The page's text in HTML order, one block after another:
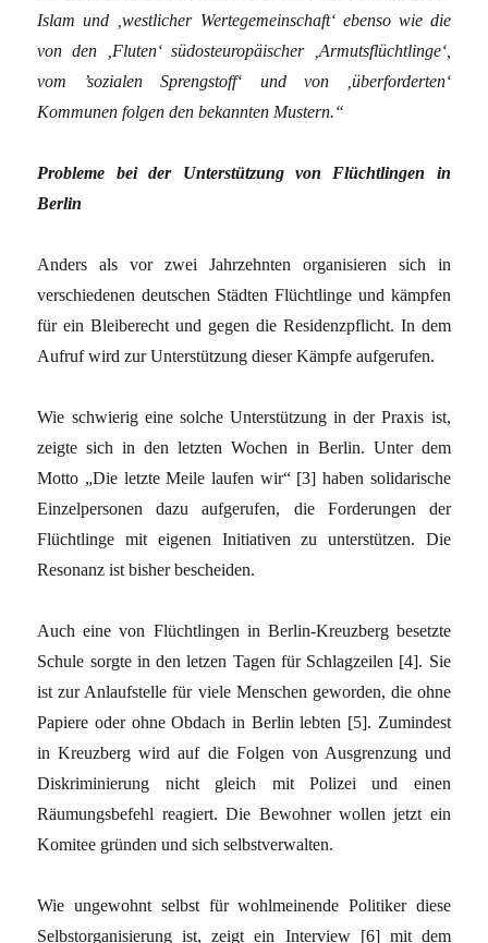
Islam und ‚westlicher Wertegemeinschaft‘ ebenso wie die
von den ‚Fluten‘ südosteuropäischer ‚Armutsflüchtlinge‘,
vom ’sozialen Sprengstoff‘ und von ‚überforderten‘
Kommunen folgen den bekannten Mustern.“
Probleme bei der Unterstützung von Flüchtlingen in
Berlin
Anders als vor zwei Jahrzehnten organisieren sich in
verschiedenen deutschen Städten Flüchtlinge und kämpfen
für ein Bleiberecht und gegen die Residenzpflicht. In dem
Aufruf wird zur Unterstützung dieser Kämpfe aufgerufen.
Wie schwierig eine solche Unterstützung in der Praxis ist,
zeigte sich in den letzten Wochen in Berlin. Unter dem
Motto „Die letzte Meile laufen wir“ [3] haben solidarische
Einzelpersonen dazu aufgerufen, die Forderungen der
Flüchtlinge mit eigenen Initiativen zu unterstützen. Die
Resonanz ist bisher bescheiden.
Auch eine von Flüchtlingen in Berlin-Kreuzberg besetzte
Schule sorgte in den letzen Tagen für Schlagzeilen [4]. Sie
ist zur Anlaufstelle für viele Menschen geworden, die ohne
Papiere oder ohne Obdach in Berlin lebten [5]. Zumindest
in Kreuzberg wird auf die Folgen von Ausgrenzung und
Diskriminierung nicht gleich mit Polizei und einen
Räumungsbefehl reagiert. Die Bewohner wollen jetzt ein
Komitee gründen und sich selbstverwalten.
Wie ungewohnt selbst für wohlmeinende Politiker diese
Selbstorganisierung ist, zeigt ein Interview [6]mit dem